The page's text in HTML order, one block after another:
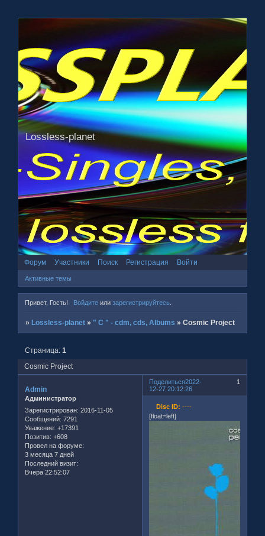
Lossless-planet
Форум Участники Поиск Регистрация Войти
Активные темы
Привет, Гость! Войдитеили зарегистрируйтесь.
» Lossless-planet » " C " - cdm, cds, Albums »Cosmic Project
Cosmic Project
Страница:1
Поделиться 1
2022-
12-27 20:12:26
Admin
Администратор
Зарегистрирован: 2016-11-05
Сообщений: 7291
Уважение: +17391
Позитив: +608
Провел на форуме:
3 месяца 7 дней
Последний визит:
Вчера 22:52:07
Disc ID: ----
[float=left]